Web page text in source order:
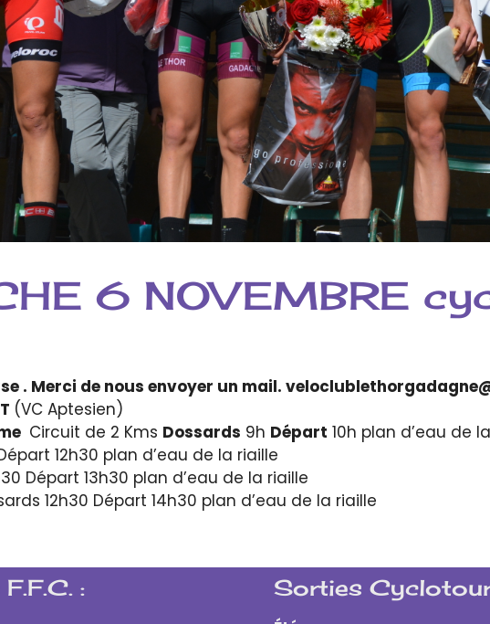
6 NOVEMBRE
. Merci de nous envoyer un mail.
(VC
Circuit de 2 Kms Dossards 9h Départ 10h plan d’eau de
12h30 plan d’eau de la riaille
Départ 13h30 plan d’eau de la riaille
12h30 Départ 14h30 plan d’eau de la riaille
: Sorties